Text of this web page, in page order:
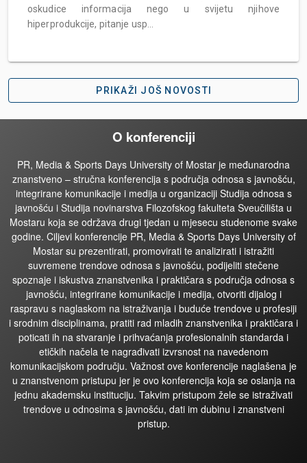
oskudice informacija nego u svijetu njihove
hiperprodukcije, pitanje usp...
PRIKAŽI JOŠ NOVOSTI
O konferenciji
PR, Media & Sports Days University of Mostar je međunarodna
znanstveno – stručna konferencija s područja odnosa s javnošću,
integrirane komunikacije i medija u organizaciji Studija odnosa s
javnošću i Studija novinarstva Filozofskog fakulteta Sveučilišta u
Mostaru koja se održava drugi tjedan u mjesecu studenome svake
godine. Ciljevi konferencije PR, Media & Sports Days University of
Mostar su prezentirati, promovirati te analizirati i istražiti
suvremene trendove odnosa s javnošću, podijeliti stečene
spoznaje i iskustva znanstvenika i praktičara s područja odnosa s
javnošću, integrirane komunikacije i medija, otvoriti dijalog i
raspravu s naglaskom na istraživanja i buduće trendove u profesiji
i srodnim disciplinama, pratiti rad mladih znanstvenika i praktičara i
poticati ih na stvaranje i prihvaćanja profesionalnih standarda i
etičkih načela te nagrađivati izvrsnost na navedenom
komunikacijskom području. Važnost ove konferencije naglašena je
u znanstvenom pristupu jer je ovo konferencija koja se oslanja na
jednu akademsku instituciju. Takvim pristupom žele se istraživati
trendove u odnosima s javnošću, dati im dubinu i znanstveni
pristup.